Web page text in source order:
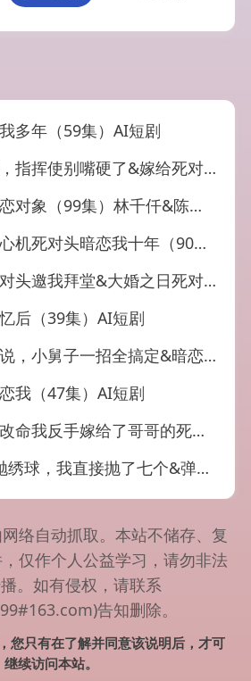
多年（59集）AI短剧
硬了&嫁给死对头后指挥使别嘴硬了（50集）AI短剧
象（99集）林千仟&陈智慧
头暗恋我十年（90集）鞠可儿&刘承林
堂&大婚之日死对头邀我拜堂（30集）AI短剧
后（39集）AI短剧
搞定&暗恋十年不敢说小舅子一招全搞定（85集）AI短剧
我（47集）AI短剧
手嫁给了哥哥的死对头（84集）AI短剧
了七个&弹幕求我别抛绣球我直接抛了七个（20集）AI短剧
络自动抓取。本站不储存、复
仅作个人公益学习，请勿非法
。如有侵权，请联系
告知删除。
您只有在了解并同意该说明后，才可
继续访问本站。